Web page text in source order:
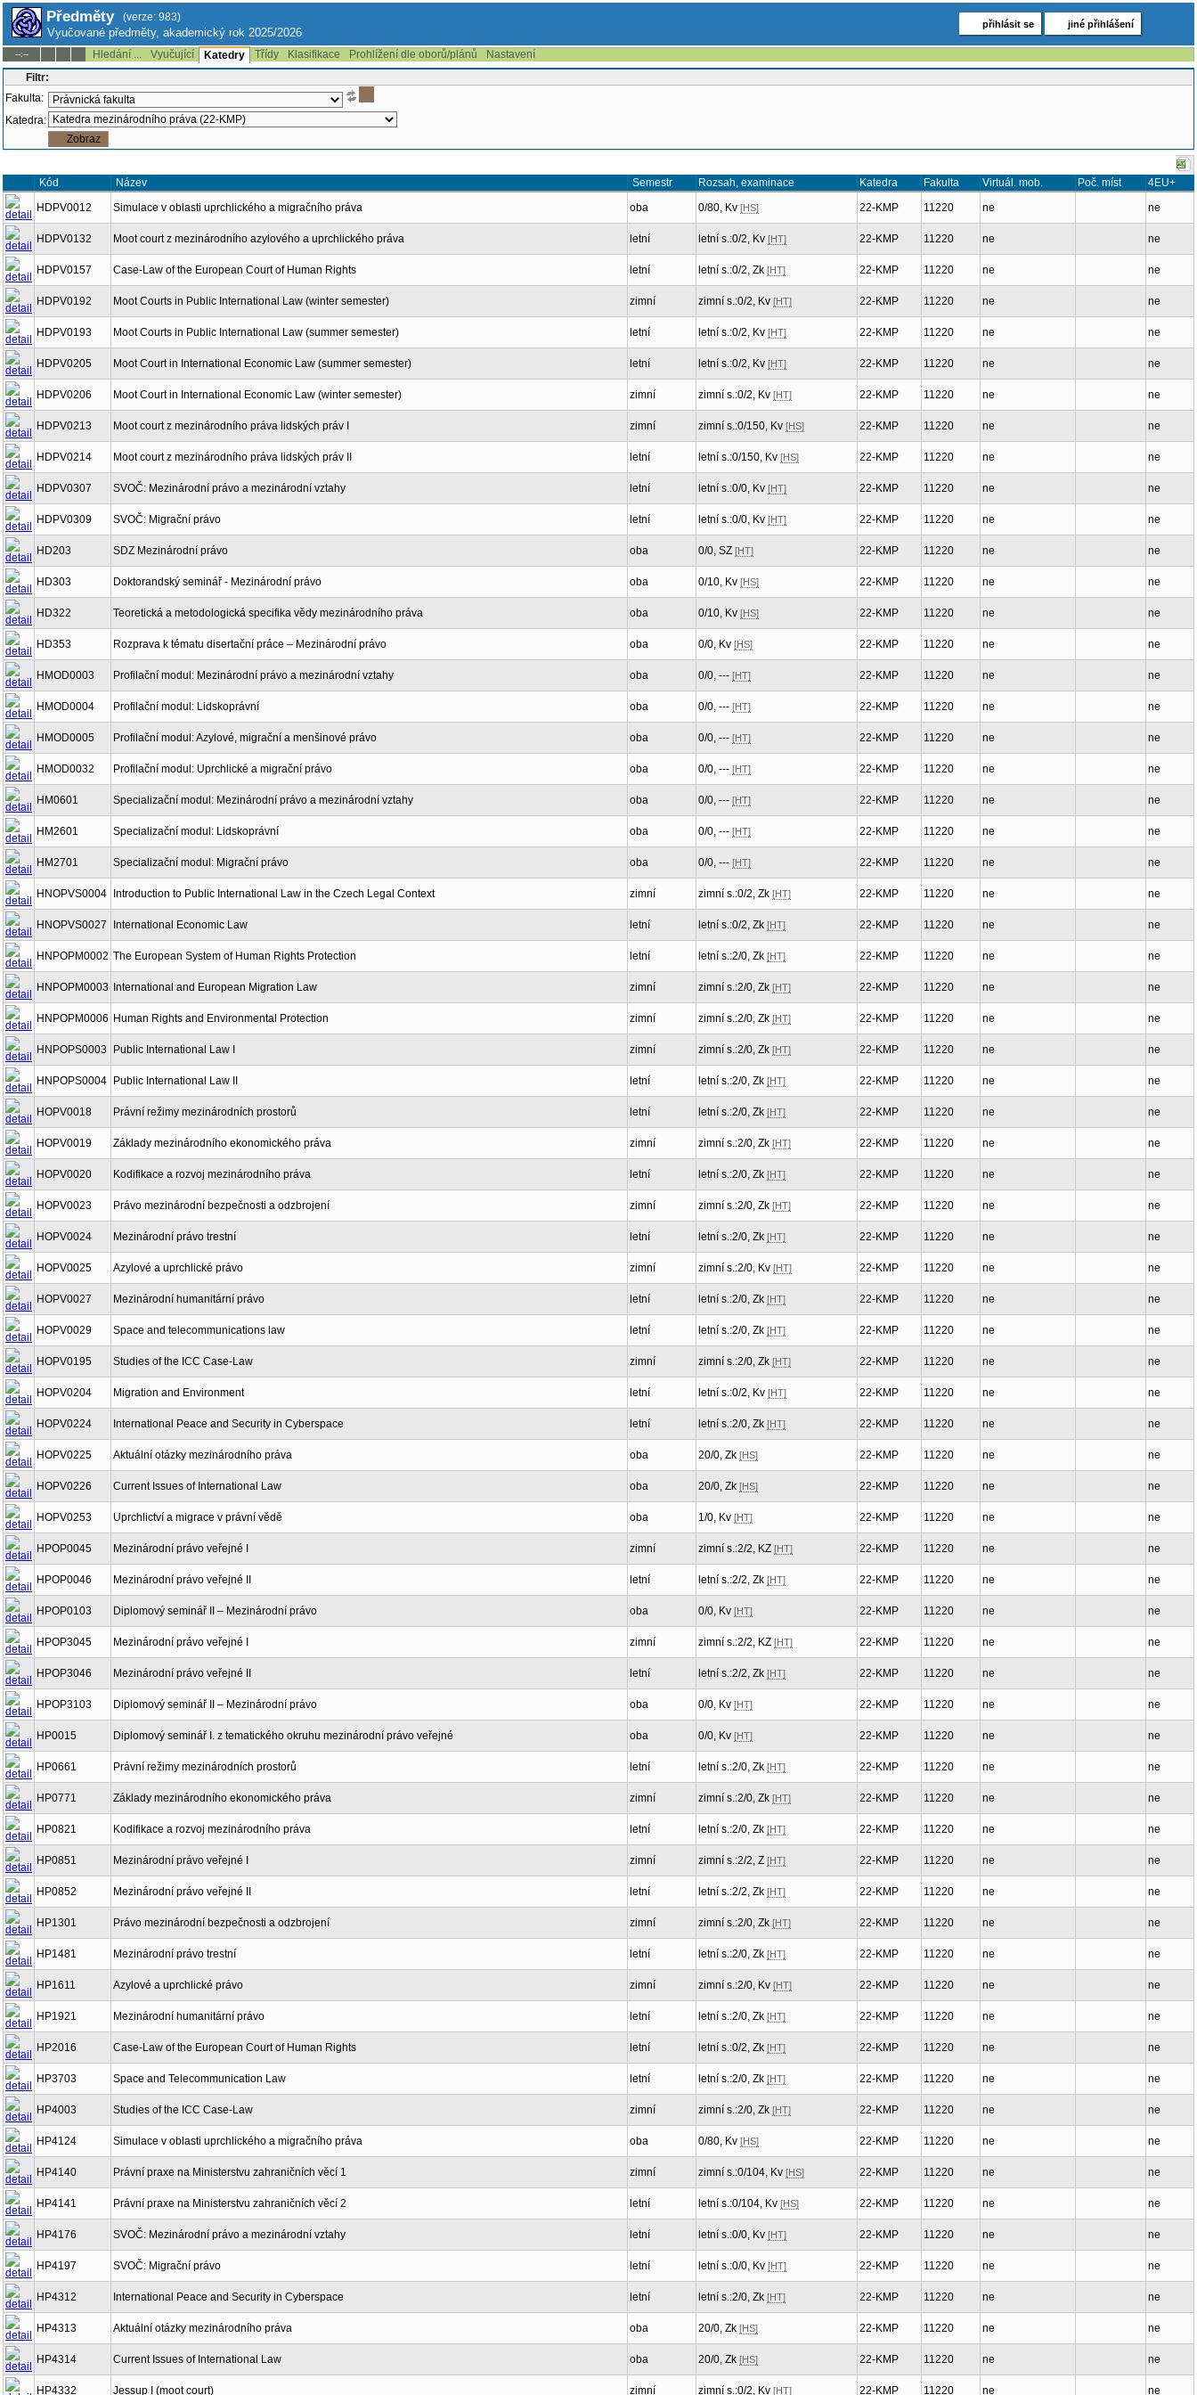
Předměty (verze: 983)
Vyučované předměty, akademický rok 2025/2026
přihlásit se jiné přihlášení
--:-- Hledání ... Vyučující Katedry Třídy Klasifikace Prohlížení dle oborů/plánů
Nastavení
Filtr:
Fakulta:
Katedra:
Kód Název Semestr Rozsah, examinace Katedra Fakulta Virtuál. mob. Poč. míst
4EU+
HDPV0012
Simulace v oblasti uprchlického a migračního práva oba 0/80, Kv [HS] 22-KMP 11220 ne ne
HDPV0132 Moot court z mezinárodního azylového a uprchlického práva letní letní s.:0/2, Kv [HT] 22-KMP 11220 ne ne
HDPV0157 Case-Law of the European Court of Human Rights letní letní s.:0/2, Zk [HT] 22-KMP 11220 ne ne
HDPV0192 Moot Courts in Public International Law (winter semester) zimní zimní s.:0/2, Kv [HT] 22-KMP 11220 ne ne
HDPV0193 Moot Courts in Public International Law (summer semester) letní letní s.:0/2, Kv [HT] 22-KMP 11220 ne ne
HDPV0205 Moot Court in International Economic Law (summer semester) letní letní s.:0/2, Kv [HT] 22-KMP 11220 ne ne
HDPV0206 Moot Court in International Economic Law (winter semester) zimní zimní s.:0/2, Kv [HT] 22-KMP 11220 ne ne
HDPV0213 Moot court z mezinárodního práva lidských práv I zimní zimní s.:0/150, Kv [HS] 22-KMP 11220 ne ne
HDPV0214 Moot court z mezinárodního práva lidských práv II letní letní s.:0/150, Kv [HS] 22-KMP 11220 ne ne
HDPV0307 SVOČ: Mezinárodní právo a mezinárodní vztahy letní letní s.:0/0, Kv [HT] 22-KMP 11220 ne ne
HDPV0309 SVOČ: Migrační právo letní letní s.:0/0, Kv [HT] 22-KMP 11220 ne ne
HD203 SDZ Mezinárodní právo oba 0/0, SZ [HT] 22-KMP 11220 ne ne
HD303 Doktorandský seminář - Mezinárodní právo oba 0/10, Kv [HS] 22-KMP 11220 ne ne
HD322 Teoretická a metodologická specifika vědy mezinárodního práva oba 0/10, Kv [HS] 22-KMP 11220 ne ne
HD353 Rozprava k tématu disertační práce – Mezinárodní právo oba 0/0, Kv [HS] 22-KMP 11220 ne ne
HMOD0003 Profilační modul: Mezinárodní právo a mezinárodní vztahy oba 0/0, --- [HT] 22-KMP 11220 ne ne
HMOD0004 Profilační modul: Lidskoprávní oba 0/0, --- [HT] 22-KMP 11220 ne ne
HMOD0005 Profilační modul: Azylové, migrační a menšinové právo oba 0/0, --- [HT] 22-KMP 11220 ne ne
HMOD0032 Profilační modul: Uprchlické a migrační právo oba 0/0, --- [HT] 22-KMP 11220 ne ne
HM0601 Specializační modul: Mezinárodní právo a mezinárodní vztahy oba 0/0, --- [HT] 22-KMP 11220 ne ne
HM2601 Specializační modul: Lidskoprávní oba 0/0, --- [HT] 22-KMP 11220 ne ne
HM2701 Specializační modul: Migrační právo oba 0/0, --- [HT] 22-KMP 11220 ne ne
HNOPVS0004 Introduction to Public International Law in the Czech Legal Context zimní zimní s.:0/2, Zk [HT] 22-KMP 11220 ne ne
HNOPVS0027 International Economic Law letní letní s.:0/2, Zk [HT] 22-KMP 11220 ne ne
HNPOPM0002 The European System of Human Rights Protection letní letní s.:2/0, Zk [HT] 22-KMP 11220 ne ne
HNPOPM0003 International and European Migration Law zimní zimní s.:2/0, Zk [HT] 22-KMP 11220 ne ne
HNPOPM0006 Human Rights and Environmental Protection zimní zimní s.:2/0, Zk [HT] 22-KMP 11220 ne ne
HNPOPS0003 Public International Law I zimní zimní s.:2/0, Zk [HT] 22-KMP 11220 ne ne
HNPOPS0004 Public International Law II letní letní s.:2/0, Zk [HT] 22-KMP 11220 ne ne
HOPV0018 Právní režimy mezinárodních prostorů letní letní s.:2/0, Zk [HT] 22-KMP 11220 ne ne
HOPV0019 Základy mezinárodního ekonomického práva zimní zimní s.:2/0, Zk [HT] 22-KMP 11220 ne ne
HOPV0020 Kodifikace a rozvoj mezinárodního práva letní letní s.:2/0, Zk [HT] 22-KMP 11220 ne ne
HOPV0023 Právo mezinárodní bezpečnosti a odzbrojení zimní zimní s.:2/0, Zk [HT] 22-KMP 11220 ne ne
HOPV0024 Mezinárodní právo trestní letní letní s.:2/0, Zk [HT] 22-KMP 11220 ne ne
HOPV0025 Azylové a uprchlické právo zimní zimní s.:2/0, Kv [HT] 22-KMP 11220 ne ne
HOPV0027 Mezinárodní humanitární právo letní letní s.:2/0, Zk [HT] 22-KMP 11220 ne ne
HOPV0029 Space and telecommunications law letní letní s.:2/0, Zk [HT] 22-KMP 11220 ne ne
HOPV0195 Studies of the ICC Case-Law zimní zimní s.:2/0, Zk [HT] 22-KMP 11220 ne ne
HOPV0204 Migration and Environment letní letní s.:0/2, Kv [HT] 22-KMP 11220 ne ne
HOPV0224 International Peace and Security in Cyberspace letní letní s.:2/0, Zk [HT] 22-KMP 11220 ne ne
HOPV0225 Aktuální otázky mezinárodního práva oba 20/0, Zk [HS] 22-KMP 11220 ne ne
HOPV0226 Current Issues of International Law oba 20/0, Zk [HS] 22-KMP 11220 ne ne
HOPV0253 Uprchlictví a migrace v právní vědě oba 1/0, Kv [HT] 22-KMP 11220 ne ne
HPOP0045 Mezinárodní právo veřejné I zimní zimní s.:2/2, KZ [HT] 22-KMP 11220 ne ne
HPOP0046 Mezinárodní právo veřejné II letní letní s.:2/2, Zk [HT] 22-KMP 11220 ne ne
HPOP0103 Diplomový seminář II – Mezinárodní právo oba 0/0, Kv [HT] 22-KMP 11220 ne ne
HPOP3045 Mezinárodní právo veřejné I zimní zimní s.:2/2, KZ [HT] 22-KMP 11220 ne ne
HPOP3046 Mezinárodní právo veřejné II letní letní s.:2/2, Zk [HT] 22-KMP 11220 ne ne
HPOP3103 Diplomový seminář II – Mezinárodní právo oba 0/0, Kv [HT] 22-KMP 11220 ne ne
HP0015 Diplomový seminář I. z tematického okruhu mezinárodní právo veřejné oba 0/0, Kv [HT] 22-KMP 11220 ne ne
HP0661 Právní režimy mezinárodních prostorů letní letní s.:2/0, Zk [HT] 22-KMP 11220 ne ne
HP0771 Základy mezinárodního ekonomického práva zimní zimní s.:2/0, Zk [HT] 22-KMP 11220 ne ne
HP0821 Kodifikace a rozvoj mezinárodního práva letní letní s.:2/0, Zk [HT] 22-KMP 11220 ne ne
HP0851 Mezinárodní právo veřejné I zimní zimní s.:2/2, Z [HT] 22-KMP 11220 ne ne
HP0852 Mezinárodní právo veřejné II letní letní s.:2/2, Zk [HT] 22-KMP 11220 ne ne
HP1301 Právo mezinárodní bezpečnosti a odzbrojení zimní zimní s.:2/0, Zk [HT] 22-KMP 11220 ne ne
HP1481 Mezinárodní právo trestní letní letní s.:2/0, Zk [HT] 22-KMP 11220 ne ne
HP1611 Azylové a uprchlické právo zimní zimní s.:2/0, Kv [HT] 22-KMP 11220 ne ne
HP1921 Mezinárodní humanitární právo letní letní s.:2/0, Zk [HT] 22-KMP 11220 ne ne
HP2016 Case-Law of the European Court of Human Rights letní letní s.:0/2, Zk [HT] 22-KMP 11220 ne ne
HP3703 Space and Telecommunication Law letní letní s.:2/0, Zk [HT] 22-KMP 11220 ne ne
HP4003 Studies of the ICC Case-Law zimní zimní s.:2/0, Zk [HT] 22-KMP 11220 ne ne
HP4124 Simulace v oblasti uprchlického a migračního práva oba 0/80, Kv [HS] 22-KMP 11220 ne ne
HP4140 Právní praxe na Ministerstvu zahraničních věcí 1 zimní zimní s.:0/104, Kv [HS] 22-KMP 11220 ne ne
HP4141 Právní praxe na Ministerstvu zahraničních věcí 2 letní letní s.:0/104, Kv [HS] 22-KMP 11220 ne ne
HP4176 SVOČ: Mezinárodní právo a mezinárodní vztahy letní letní s.:0/0, Kv [HT] 22-KMP 11220 ne ne
HP4197 SVOČ: Migrační právo letní letní s.:0/0, Kv [HT] 22-KMP 11220 ne ne
HP4312 International Peace and Security in Cyberspace letní letní s.:2/0, Zk [HT] 22-KMP 11220 ne ne
HP4313 Aktuální otázky mezinárodního práva oba 20/0, Zk [HS] 22-KMP 11220 ne ne
HP4314 Current Issues of International Law oba 20/0, Zk [HS] 22-KMP 11220 ne ne
HP4332 Jessup I (moot court) zimní zimní s.:0/2, Kv [HT] 22-KMP 11220 ne ne